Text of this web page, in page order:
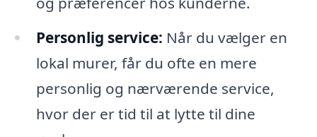
Personlig service: Når du vælger en
lokal murer, får du ofte en mere
personlig og nærværende service,
hvor der er tid til at lytte til dine